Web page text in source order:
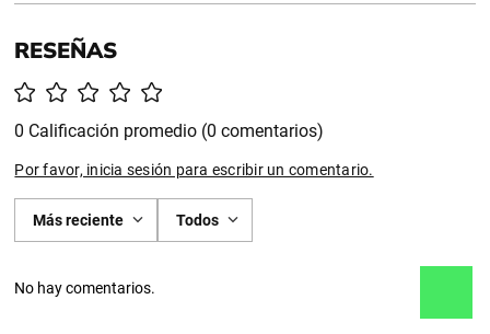
0 Calificación promedio (0 comentarios)
Por favor, inicia sesión para escribir un comentario.
Más reciente Todos
No hay comentarios.